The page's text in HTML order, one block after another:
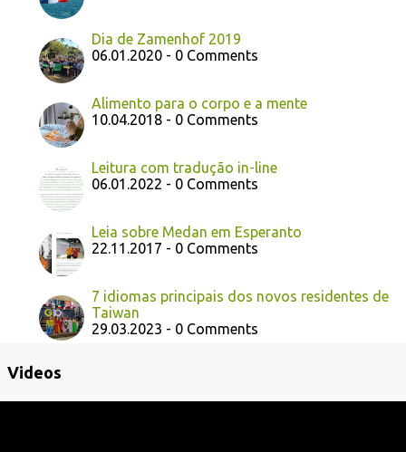
Dia de Zamenhof 2019
06.01.2020 - 0 Comments
Alimento para o corpo e a mente
10.04.2018 - 0 Comments
Leitura com tradução in-line
06.01.2022 - 0 Comments
Leia sobre Medan em Esperanto
22.11.2017 - 0 Comments
7 idiomas principais dos novos residentes de
Taiwan
29.03.2023 - 0 Comments
Videos